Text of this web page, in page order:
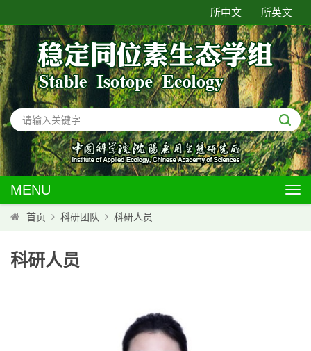
所中文 所英文
MENU
T
o
首页 科研团队 科研人员
科研人员